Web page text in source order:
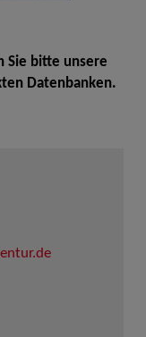
Sie bitte unsere
Datenbanken.